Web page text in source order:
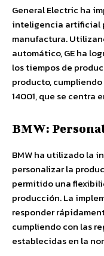
General Electric ha
inteligencia artificial
manufactura.
automático, GE ha
los tiempos de
producto,
14001, que se centra
BMW:
BMW ha utilizado la
personalizar la
permitido una
producción. La
responder
cumpliendo con las
establecidas en la